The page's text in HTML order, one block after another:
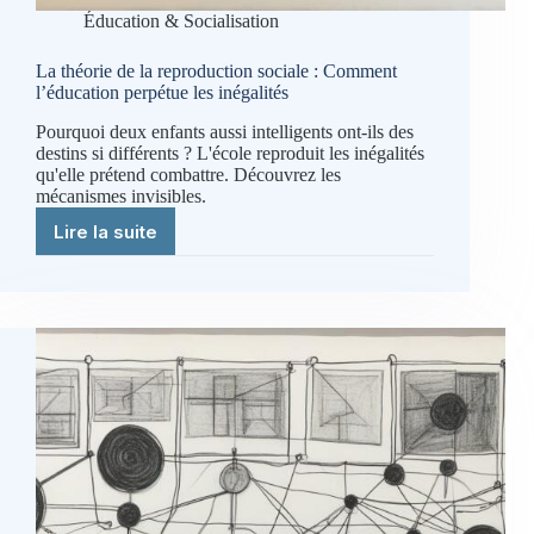
Éducation & Socialisation
La théorie de la reproduction sociale : Comment
l’éducation perpétue les inégalités
Pourquoi deux enfants aussi intelligents ont-ils des
destins si différents ? L'école reproduit les inégalités
qu'elle prétend combattre. Découvrez les
mécanismes invisibles.
Lire la suite
La
reproduction
sociale
:
Comment
l’éducation
perpétue
les
inégalités